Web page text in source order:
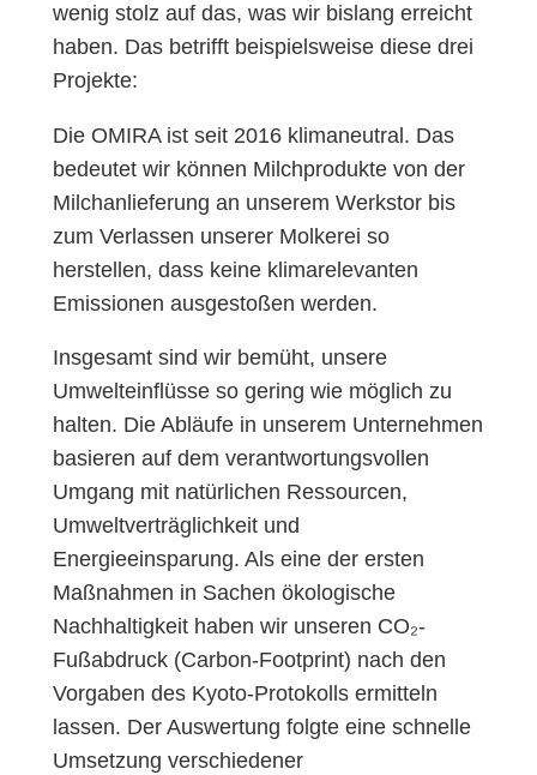
wenig stolz auf das, was wir bislang erreicht
haben. Das betrifft beispielsweise diese drei
Projekte:
Die OMIRA ist seit 2016 klimaneutral. Das
bedeutet wir können Milchprodukte von der
Milchanlieferung an unserem Werkstor bis
zum Verlassen unserer Molkerei so
herstellen, dass keine klimarelevanten
Emissionen ausgestoßen werden.
Insgesamt sind wir bemüht, unsere
Umwelteinflüsse so gering wie möglich zu
halten. Die Abläufe in unserem Unternehmen
basieren auf dem verantwortungsvollen
Umgang mit natürlichen Ressourcen,
Umweltverträglichkeit und
Energieeinsparung. Als eine der ersten
Maßnahmen in Sachen ökologische
Nachhaltigkeit haben wir unseren CO₂-
Fußabdruck (Carbon-Footprint) nach den
Vorgaben des Kyoto-Protokolls ermitteln
lassen. Der Auswertung folgte eine schnelle
Umsetzung verschiedener